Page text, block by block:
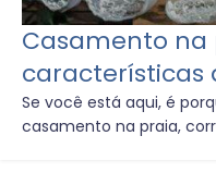
Casamento na
características
Se você está aqui, é
casamento na praia,